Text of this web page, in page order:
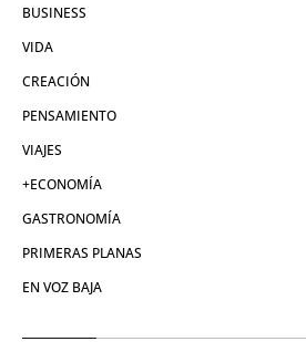
BUSINESS
VIDA
CREACIÓN
PENSAMIENTO
VIAJES
+ECONOMÍA
GASTRONOMÍA
PRIMERAS PLANAS
EN VOZ BAJA